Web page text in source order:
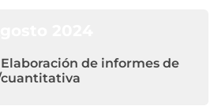
de informes de
cuantitativa